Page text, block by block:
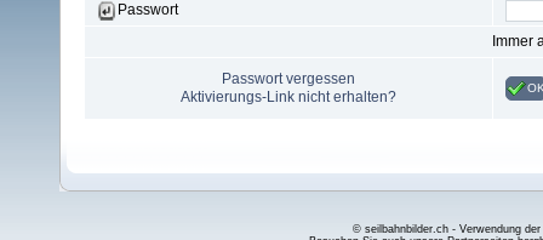
Passwort
Immer
Passwort vergessen
Aktivierungs-Link nicht erhalten?
© seilbahnbilder.ch - Verwendung